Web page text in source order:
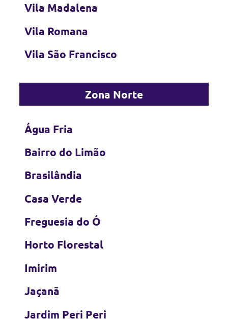
Vila Madalena
Vila Romana
Vila São Francisco
Zona Norte
Água Fria
Bairro do Limão
Brasilândia
Casa Verde
Freguesia do Ó
Horto Florestal
Imirim
Jaçanã
Jardim Peri Peri